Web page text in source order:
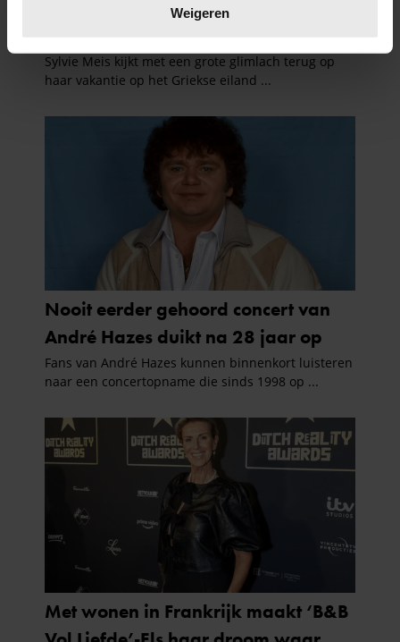
verwerkt en stel uw voorkeuren in het
intrekken in de Cookieverklaring.
personaliseren, om functies voor social media te bieden
en om ons websiteverkeer te analyseren. Ook delen we
informatie over uw gebruik van onze site met onze
partners voor social media, adverteren en analyse. Deze
partners kunnen deze gegevens combineren met andere
informatie die u aan ze heeft verstrekt of die ze hebben
verzameld op basis van uw gebruik van hun services. U
gaat akkoord met onze cookies als u onze website blijft
gebruiken.
Weigeren